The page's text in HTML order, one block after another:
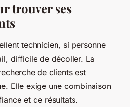
trouver ses
technicien, si personne
difficile de décoller. La
de clients est
Elle exige une combinaison
et de résultats.